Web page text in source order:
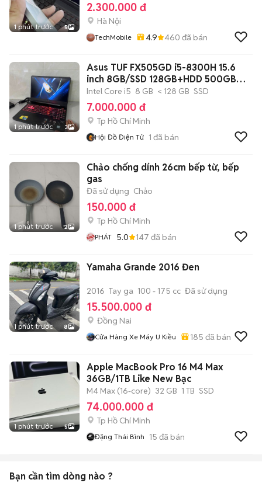
1 phút trước 5
2.300.000 đ
Hà Nội
TechMobile 4.9 460 đã bán
1 phút trước 3
Asus TUF FX505GD i5-8300H 15.6
inch 8GB/SSD 128GB+HDD 500GB
Like New
Intel Core i5 8 GB < 128 GB SSD
7.000.000 đ
Tp Hồ Chí Minh
Hội Đồ Điện Tử 1 đã bán
1 phút trước 2
Chảo chống dính 26cm bếp từ, bếp
gas
Đã sử dụng Chảo
150.000 đ
Tp Hồ Chí Minh
PHÁT 5.0 147 đã bán
1 phút trước 8
Yamaha Grande 2016 Đen
2016 Tay ga 100 - 175 cc Đã sử dụng
15.500.000 đ
Đồng Nai
Cửa Hàng Xe Máy U Kiều 185 đã bán
1 phút trước 5
Apple MacBook Pro 16 M4 Max
36GB/1TB Like New Bạc
M4 Max (16-core) 32 GB 1 TB SSD
74.000.000 đ
Tp Hồ Chí Minh
Đặng Thái Bình 15 đã bán
Bạn cần tìm dòng nào ?